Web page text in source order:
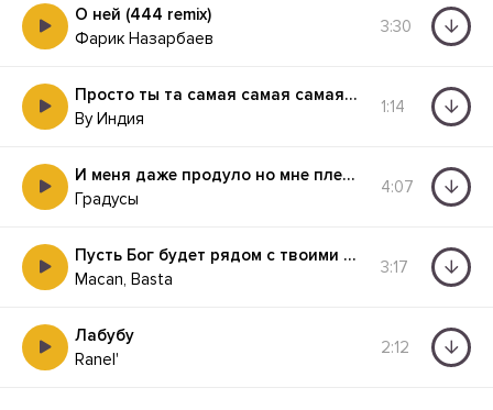
О ней (444 remix)
Фарик Назарбаев
3:30
Просто ты та самая самая самая половина
By Индия
1:14
И меня даже продуло но мне плевать если я заболею
Градусы
4:07
Пусть Бог будет рядом с твоими планами
Macan, Basta
3:17
Лабубу
Ranel'
2:12